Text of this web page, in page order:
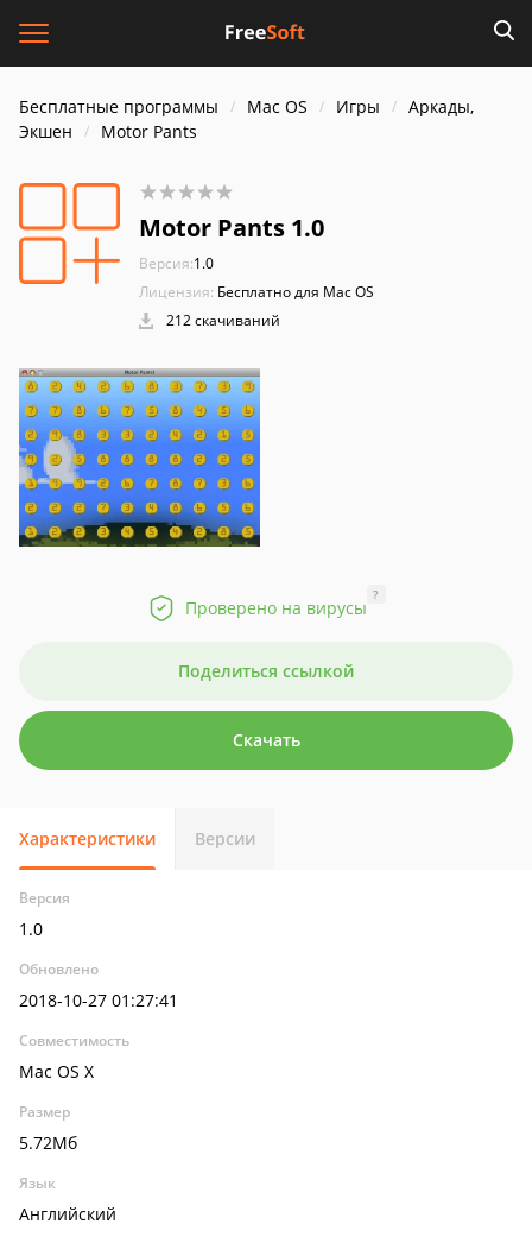
Бесплатные программы Mac OS Игры
Аркады,
Экшен
Motor Pants
Motor Pants 1.0
Версия:1.0
Лицензия: Бесплатно для Mac OS
212 скачиваний
Проверено на вирусы
?
Поделиться ссылкой
Скачать
Характеристики Версии
Версия
1.0
Обновлено
2018-10-27 01:27:41
Совместимость
Mac OS X
Размер
5.72Мб
Язык
Английский